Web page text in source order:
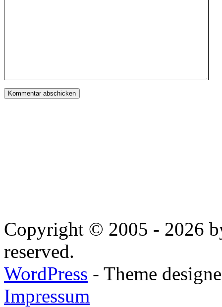
Copyright © 2005 - 2026
reserved.
WordPress - Theme
Impressum